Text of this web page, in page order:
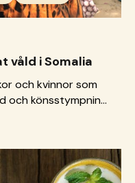
våld i Somalia
och kvinnor som
och könsstympning